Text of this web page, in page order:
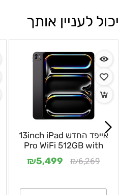
יכול לעניין אותך
אייפד החדש 13inch iPad
Pro WiFi 512GB with
Standard glass
₪6,269
₪5,499